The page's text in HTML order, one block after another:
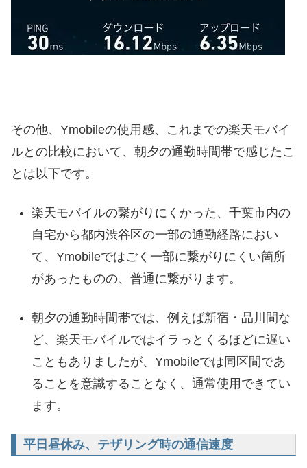
その他、Ymobileの使用感、これまでの楽天モバイ
ルとの比較において、朝夕の通勤時間帯で感じたこ
とは以下です。
楽天モバイルの繋がりにくかった、千葉市内の
自宅から都内渋谷区の一部の通勤経路におい
て、Ymobileではごく一部に繋がりにくい箇所
があったものの、普通に繋がります。
朝夕の通勤時間帯では、例えば新宿・品川間な
ど、楽天モバイルではイラっとくるほどに遅い
こともありましたが、Ymobileでは同区間であ
ることを意識することなく、通常使用できてい
ます。
平日昼休み、テザリング時の通信速度